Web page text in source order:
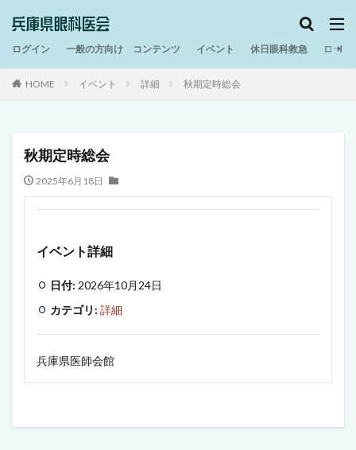
ログイン 一般の方向け コンテンツ イベント 休日眼科救急 ロービ
HOME イベント 詳細 秋期定時総会
秋期定時総会
2025年6月18日
イベント詳細
日付: 2026年10月24日
カテゴリ: 詳細
兵庫県医師会館